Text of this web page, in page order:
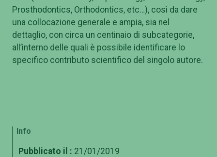
Prosthodontics, Orthodontics, etc…), così da dare
una collocazione generale e ampia, sia nel
dettaglio, con circa un centinaio di subcategorie,
all’interno delle quali è possibile identificare lo
specifico contributo scientifico del singolo autore.
Info
Pubblicato il : 21/01/2019